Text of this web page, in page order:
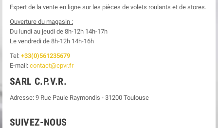
Expert de la vente en ligne sur les pièces de volets roulants et de stores.
Ouverture du magasin :
Du lundi au jeudi de 8h-12h 14h-17h
Le vendredi de 8h-12h 14h-16h
Tel: +33(0)561235679
E-mail: contact@cpvr.fr
SARL C.P.V.R.
Adresse: 9 Rue Paule Raymondis - 31200 Toulouse
SUIVEZ-NOUS